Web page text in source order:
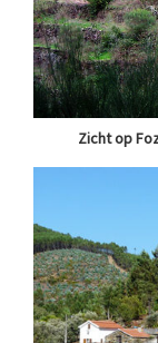
Zicht op